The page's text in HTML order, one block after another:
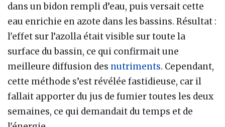
dans un bidon rempli d’eau, puis versait cette
eau enrichie en azote dans les bassins. Résultat :
l'effet sur l’azolla était visible sur toute la
surface du bassin, ce qui confirmait une
meilleure diffusion des nutriments. Cependant,
cette méthode s’est révélée fastidieuse, car il
fallait apporter du jus de fumier toutes les deux
semaines, ce qui demandait du temps et de